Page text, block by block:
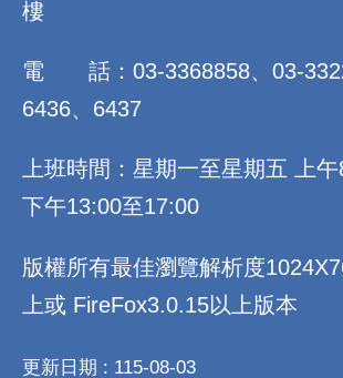
樓
電 話：03-3368858、03-
6436、6437
上班時間：星期一至星期五 上
下午13:00至17:00
版權所有最佳瀏覽解析度
上或 FireFox3.0.15以上版本
更新日期 115-08-03